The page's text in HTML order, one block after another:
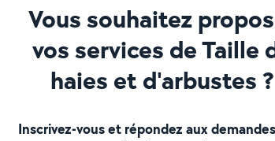
Vous souhaitez
vos services de Taille
haies et d'arbustes ?
Inscrivez-vous et répondez aux